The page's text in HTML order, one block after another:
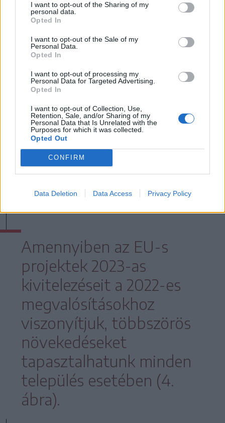
I want to opt-out of the Sharing of my
personal data.
Opted In
I want to opt-out of the Sale of my
Personal Data.
Opted In
I want to opt-out of processing my
Personal Data for Targeted Advertising.
Opted In
I want to opt-out of Collection, Use,
Retention, Sale, and/or Sharing of my
Personal Data that Is Unrelated with the
Purposes for which it was collected.
Opted Out
CONFIRM
Data Deletion Data Access Privacy Policy
Infografika: Csáki Ferencz
A kiemelkedő költségvetési megvalósítás a
települések többségénél az EU-s
projektekből eszközölt nagy
köszönhető.
Amennyiben az EU-s
projektek 2023-as
kivitelezéseit a 2022-es
megvalósításokhoz
viszonyítjuk, többszörös
növekedéseket
tapasztalhatunk minden
település esetében (4.
ábra).